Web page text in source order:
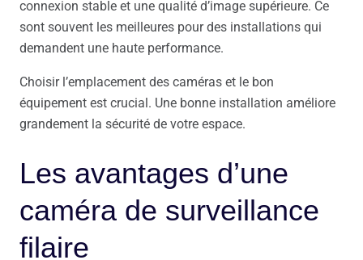
connexion stable et une qualité d’image supérieure. Ce
sont souvent les meilleures pour des installations qui
demandent une haute performance.
Choisir l’emplacement des caméras et le bon
équipement est crucial. Une bonne installation améliore
grandement la sécurité de votre espace.
Les avantages d’une
caméra de surveillance
filaire